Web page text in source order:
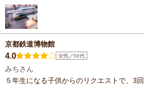
京都鉄道博物館
4.0 女性／50代
みちさん
５年生になる子供からのリクエストで、3